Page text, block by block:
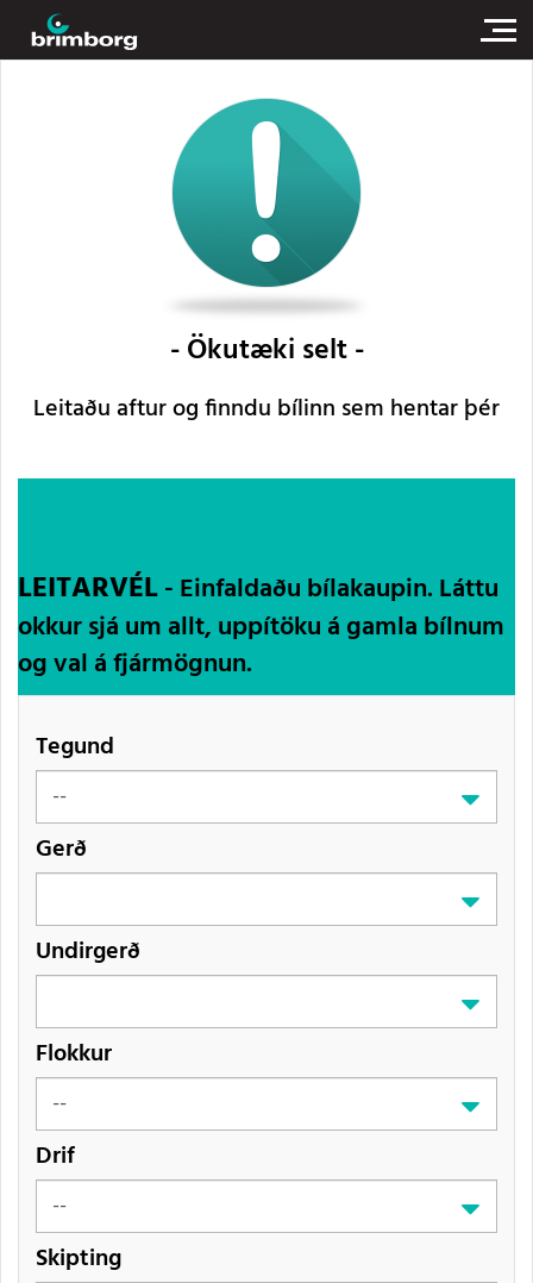
Ökutæki selt
Leitaðu aftur og finndu bílinn sem hentar þér
LEITARVÉL- Einfaldaðu bílakaupin. Láttu
okkur sjá um allt, uppítöku á gamla bílnum
og val á fjármögnun.
Tegund
Gerð
Undirgerð
Flokkur
Drif
Skipting